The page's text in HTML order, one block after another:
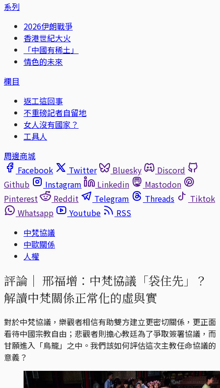
系列
2026伊朗戰爭
香港世紀大火
「中國有稀土」
情色的未來
欄目
返工這回事
不重磅記者自留地
女人沒有國家？
工具人
周邊商城
Facebook
Twitter Bluesky
Discord
Github
Instagram Linkedin
Mastodon
Pinterest
Reddit Telegram Threads
Tiktok
Whatsapp
Youtube
RSS
中梵協議
中歐關係
人權
評論｜ 邢福增：中梵協議「袋住先」？
解讀中梵關係正常化的虛與實
對於中梵協議，樂觀者相信有助雙方建立更密切關係，更正面
看待中國宗教自由；悲觀者則擔心教廷為了爭取簽署協議，而
甘願進入「鳥籠」之中。我們該如何評估這次主教任命協議的
意義？